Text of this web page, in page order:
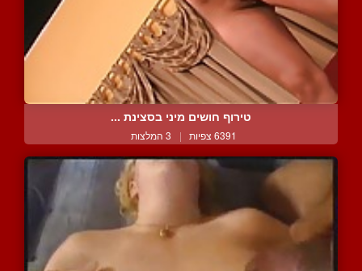
טירוף חושים מיני בסצינת ...
6391 צפיות | 3 המלצות